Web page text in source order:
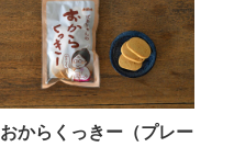
おからくっきー（プレー